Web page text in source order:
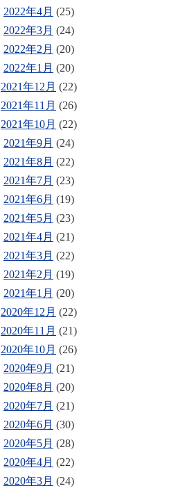
2022年4月 (25)
2022年3月 (24)
2022年2月 (20)
2022年1月 (20)
2021年12月 (22)
2021年11月 (26)
2021年10月 (22)
2021年9月 (24)
2021年8月 (22)
2021年7月 (23)
2021年6月 (19)
2021年5月 (23)
2021年4月 (21)
2021年3月 (22)
2021年2月 (19)
2021年1月 (20)
2020年12月 (22)
2020年11月 (21)
2020年10月 (26)
2020年9月 (21)
2020年8月 (20)
2020年7月 (21)
2020年6月 (30)
2020年5月 (28)
2020年4月 (22)
2020年3月 (24)